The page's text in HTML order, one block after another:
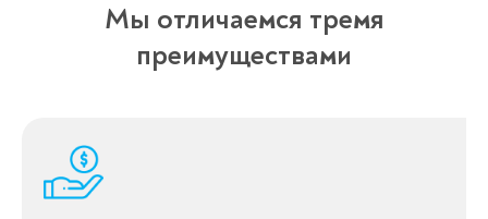
Мы отличаемся тремя
преимуществами